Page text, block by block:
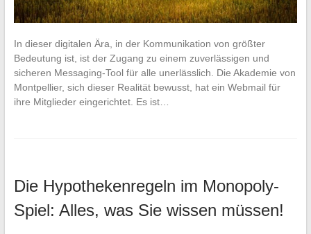
In dieser digitalen Ära, in der Kommunikation von größter
Bedeutung ist, ist der Zugang zu einem zuverlässigen und
sicheren Messaging-Tool für alle unerlässlich. Die Akademie von
Montpellier, sich dieser Realität bewusst, hat ein Webmail für
ihre Mitglieder eingerichtet. Es ist…
Die Hypothekenregeln im Monopoly-
Spiel: Alles, was Sie wissen müssen!